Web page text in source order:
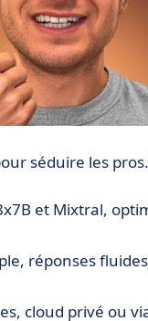
séduire les
et Mixtral,
réponses
cloud privé ou